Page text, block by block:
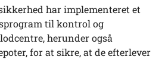
har implementeret et
til kontrol og
herunder også
for at sikre, at de efterlever